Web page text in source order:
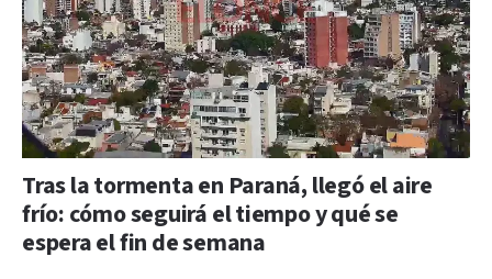
Tras la tormenta en Paraná, llegó el aire
frío: cómo seguirá el tiempo y qué se
espera el fin de semana